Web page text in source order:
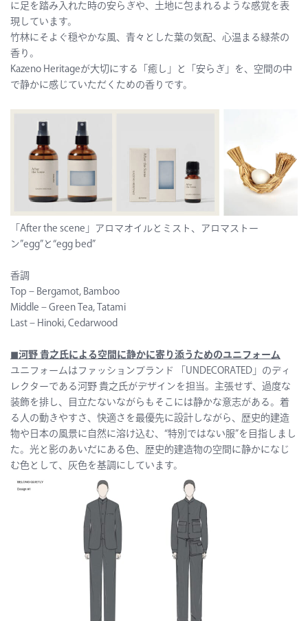
に足を踏み入れた時の安らぎや、土地に包まれるような感覚を表
現しています。
竹林にそよぐ穏やかな風、青々とした葉の気配、心温まる緑茶の
香り。
Kazeno Heritageが大切にする「癒し」と「安らぎ」を、空間の中
で静かに感じていただくための香りです。
「After the scene」アロマオイルとミスト、アロマストー
ン”egg”と“egg bed”
香調
Top – Bergamot, Bamboo
Middle – Green Tea, Tatami
Last – Hinoki, Cedarwood
◼︎河野 貴之氏による空間に静かに寄り添うためのユニフォーム
ユニフォームはファッションブランド 「UNDECORATED」のディ
レクターである河野 貴之氏がデザインを担当。主張せず、過度な
装飾を排し、目立たないながらもそこには静かな意志がある。着
る人の動きやすさ、快適さを最優先に設計しながら、歴史的建造
物や日本の風景に自然に溶け込む、“特別ではない服”を目指しまし
た。光と影のあいだにある色、歴史的建造物の空間に静かになじ
む色として、灰色を基調にしています。